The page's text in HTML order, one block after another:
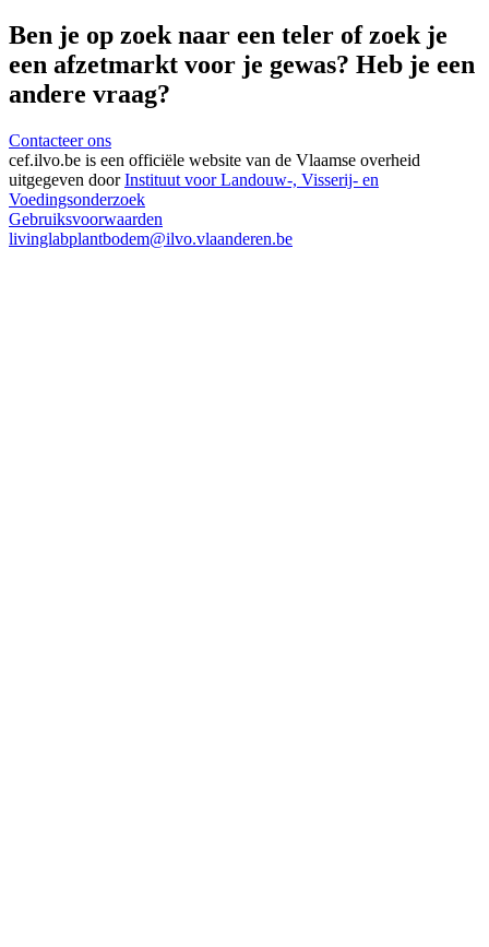
Ben je op zoek naar een teler of zoek je
een afzetmarkt voor je gewas? Heb je een
andere vraag?
Contacteer ons
cef.ilvo.be is een officiële website van de Vlaamse overheid
uitgegeven doorInstituut voor Landouw-, Visserij- en
Voedingsonderzoek
Gebruiksvoorwaarden
livinglabplantbodem@ilvo.vlaanderen.be